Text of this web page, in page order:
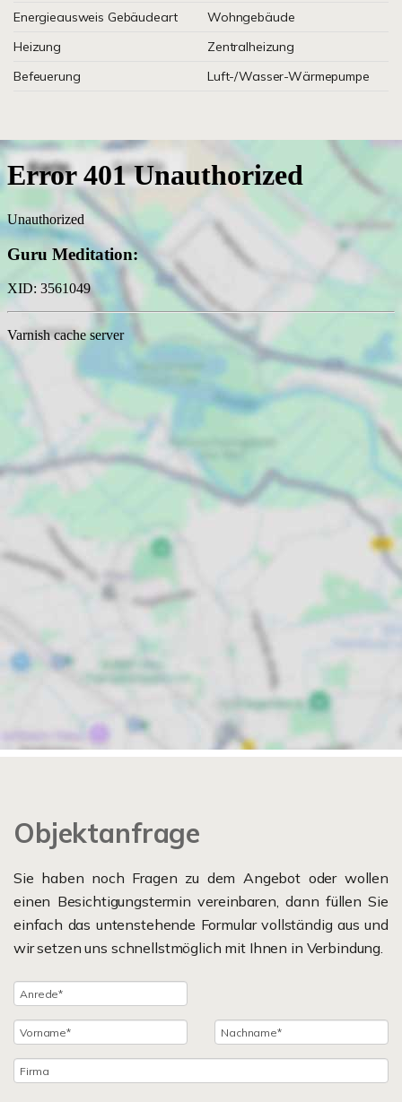
Energieausweis Gebäudeart
Wohngebäude
Heizung
Zentralheizung
Befeuerung
Luft-/Wasser-Wärmepumpe
Objektanfrage
Sie haben noch Fragen zu dem Angebot oder wollen
einen Besichtigungstermin vereinbaren, dann füllen Sie
einfach das untenstehende Formular vollständig aus und
wir setzen uns schnellstmöglich mit Ihnen in Verbindung.